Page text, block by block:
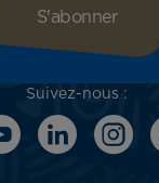
Suivez-nous :